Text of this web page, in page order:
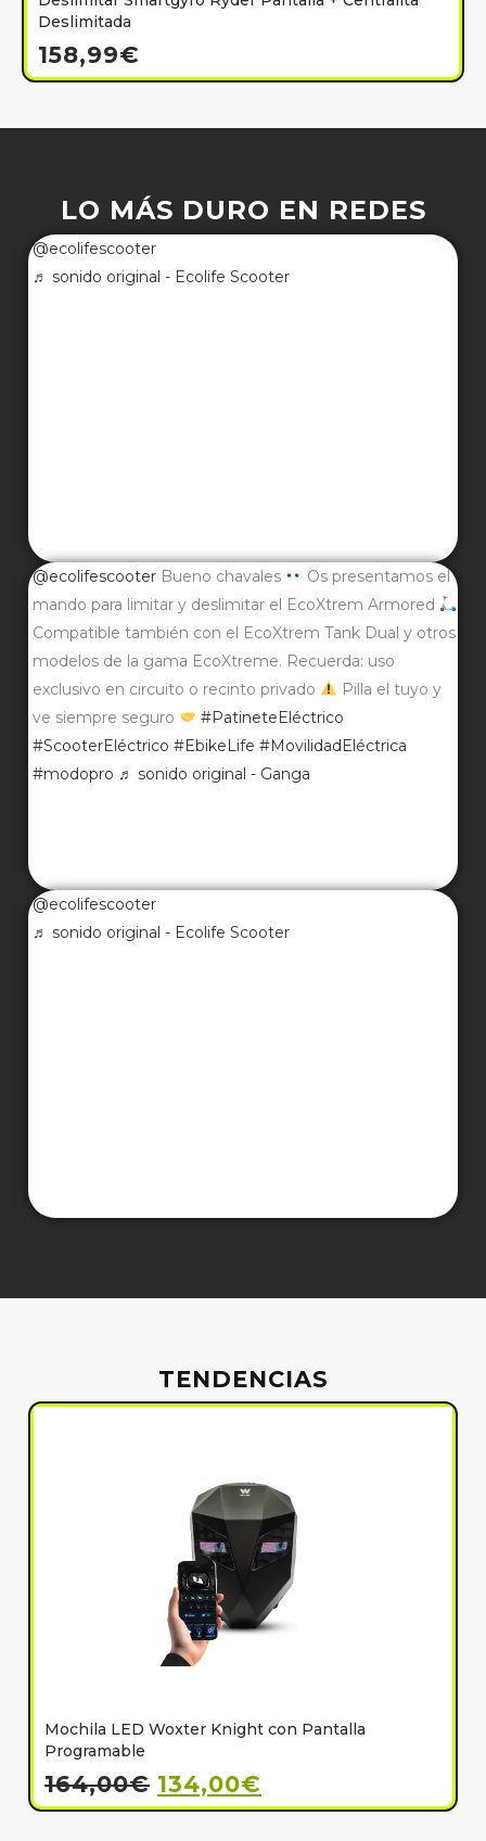
Deslimitada
158,99€
LO MÁS DURO EN REDES
@ecolifescooter
♬ sonido original - Ecolife Scooter
@ecolifescooter Bueno chavales
Os presentamos el
mando para limitar y deslimitar el EcoXtrem Armored
Compatible también con el EcoXtrem Tank Dual y otros
modelos de la gama EcoXtreme. Recuerda: uso
exclusivo en circuito o recinto privado
Pilla el tuyo y
ve siempre seguro
#PatineteEléctrico
#ScooterEléctrico #EbikeLife #MovilidadEléctrica
#modopro ♬ sonido original - Ganga
@ecolifescooter
♬ sonido original - Ecolife Scooter
TENDENCIAS
Mochila LED Woxter Knight con Pantalla
Programable
164,00€ 134,00€